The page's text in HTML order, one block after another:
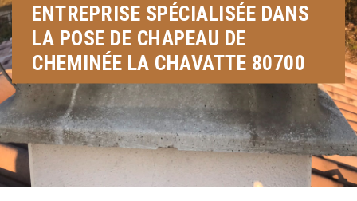
ENTREPRISE SPÉCIALISÉE DANS
LA POSE DE CHAPEAU DE
CHEMINÉE LA CHAVATTE 80700